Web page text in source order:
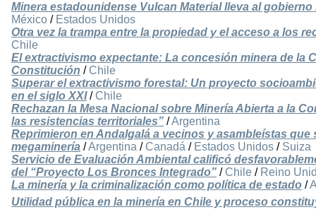
Minera estadounidense Vulcan Material lleva al
México / Estados Unidos
Otra vez la trampa entre la propiedad y el acceso a los
Chile
El extractivismo expectante: La concesión minera de la
Constitución / Chile
Superar el extractivismo forestal: Un proyecto
en el siglo XXI/ Chile
Rechazan la Mesa Nacional sobre Minería Abierta a la
las resistencias territoriales” /Argentina
Reprimieron en Andalgalá a vecinos y asambleístas que
megaminería /Argentina / Canadá / Estados Unidos / Suiza
Servicio de Evaluación Ambiental calificó
del “Proyecto Los Bronces Integrado” / Chile / Reino
La minería y la criminalización como política de estado /
Utilidad pública en la minería en Chile y proceso